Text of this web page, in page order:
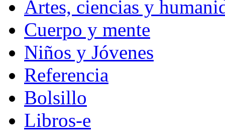
Artes, ciencias y
Cuerpo y mente
Niños y Jóvenes
Referencia
Bolsillo
Libros-e